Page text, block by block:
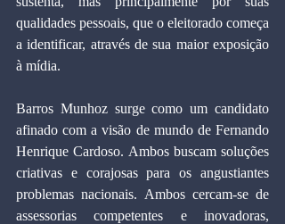
qualidades pessoais, que o eleitorado começa
a identificar, através de sua maior exposição
à mídia.
Barros Munhoz surge como um candidato
afinado com a visão de mundo de Fernando
Henrique Cardoso. Ambos buscam soluções
criativas e corajosas para os angustiantes
problemas nacionais. Ambos cercam-se de
assessorias competentes e inovadoras,